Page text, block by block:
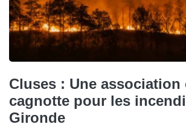
Cluses : Une association
cagnotte pour les
Gironde